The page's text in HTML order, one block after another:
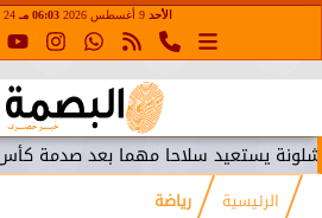
الأحد 06:03 مـ 24 صفر 1448
سلاحا مهما بعد صدمة كأس العالم
الرئيسية رياضة